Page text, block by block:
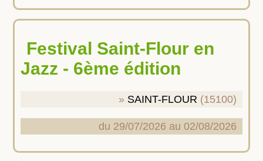
Festival Saint-Flour en
Jazz - 6ème édition
SAINT-FLOUR (15100)
du 29/07/2026 au 02/08/2026